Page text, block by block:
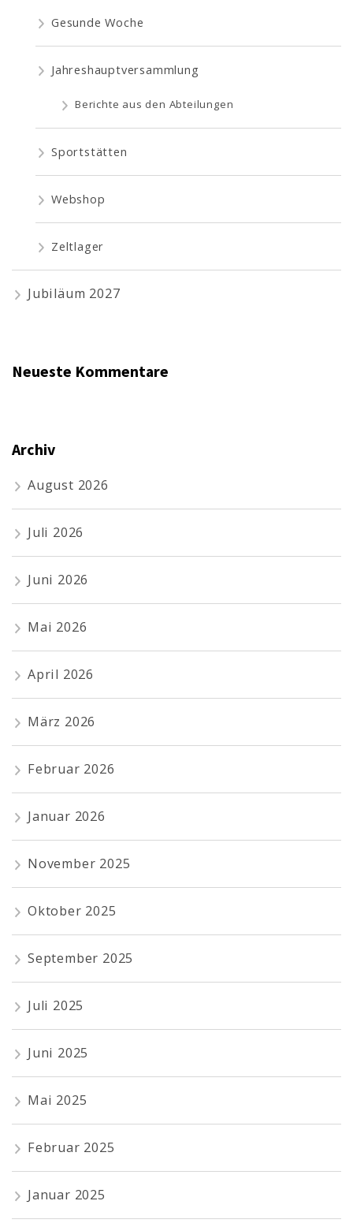
Gesunde Woche
Jahreshauptversammlung
Berichte aus den Abteilungen
Sportstätten
Webshop
Zeltlager
Jubiläum 2027
Neueste Kommentare
Archiv
August 2026
Juli 2026
Juni 2026
Mai 2026
April 2026
März 2026
Februar 2026
Januar 2026
November 2025
Oktober 2025
September 2025
Juli 2025
Juni 2025
Mai 2025
Februar 2025
Januar 2025